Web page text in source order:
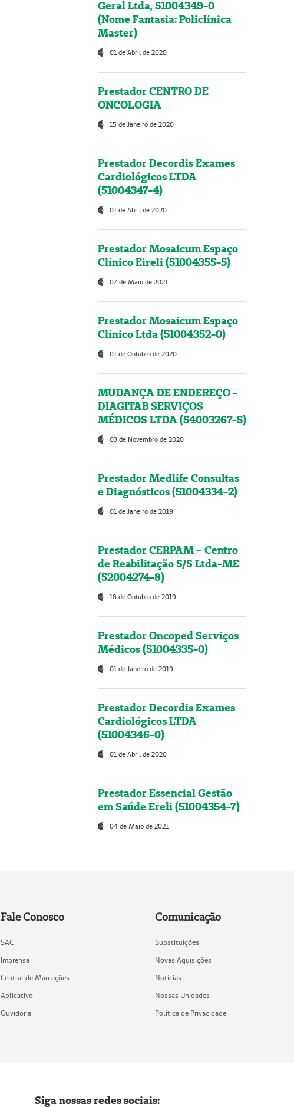
Geral Ltda, 51004349-0
(Nome Fantasia: Policlínica
Master)
01 de Abril de 2020
Prestador CENTRO DE
ONCOLOGIA
15 de Janeiro de 2020
Prestador Decordis Exames
Cardiológicos LTDA
(51004347-4)
01 de Abril de 2020
Prestador Mosaicum Espaço
Clínico Eireli (51004355-5)
07 de Maio de 2021
Prestador Mosaicum Espaço
Clínico Ltda (51004352-0)
01 de Outubro de 2020
MUDANÇA DE ENDEREÇO -
DIAGITAB SERVIÇOS
MÉDICOS LTDA (54003267-5)
03 de Novembro de 2020
Prestador Medlife Consultas
e Diagnósticos (51004334-2)
01 de Janeiro de 2019
Prestador CERPAM – Centro
de Reabilitação S/S Ltda-ME
(52004274-8)
18 de Outubro de 2019
Prestador Oncoped Serviços
Médicos (51004335-0)
01 de Janeiro de 2019
Prestador Decordis Exames
Cardiológicos LTDA
(51004346-0)
01 de Abril de 2020
Prestador Essencial Gestão
em Saúde Ereli (51004354-7)
04 de Maio de 2021
Fale Conosco
SAC
Imprensa
Central de Marcações
Aplicativo
Ouvidoria
Comunicação
Substituições
Novas Aquisições
Notícias
Nossas Unidades
Política de Privacidade
Siga nossas redes sociais: